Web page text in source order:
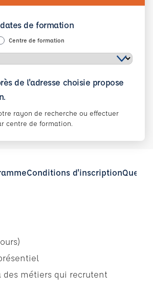
de formation
Centre de formation
de l'adresse choisie propose
rayon de recherche ou effectuer
centre de formation.
Conditions d'inscription
des métiers qui recrutent